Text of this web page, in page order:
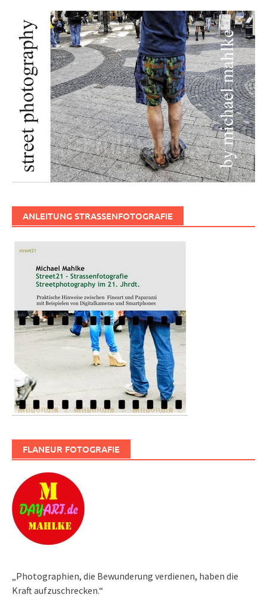
ANLEITUNG STRASSENFOTOGRAFIE
FLANEUR FOTOGRAFIE
„Photographien, die Bewunderung verdienen, haben die
Kraft aufzuschrecken.“